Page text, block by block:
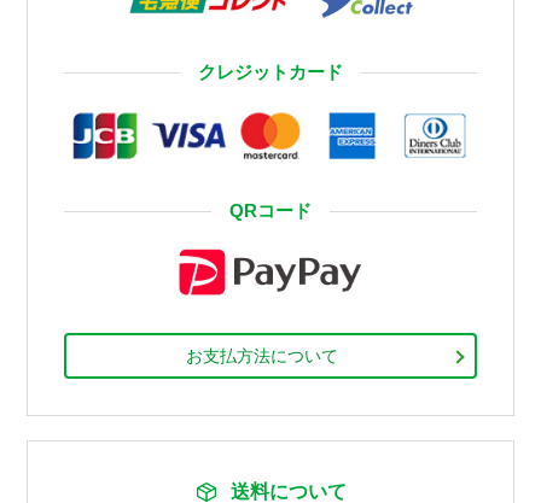
クレジットカード
QRコード
お支払方法について
送料について